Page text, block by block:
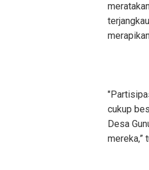
cukup
Desa
mereka,”